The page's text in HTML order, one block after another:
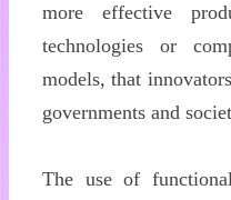
more effective
technologies or
models, that
governments and
The use of